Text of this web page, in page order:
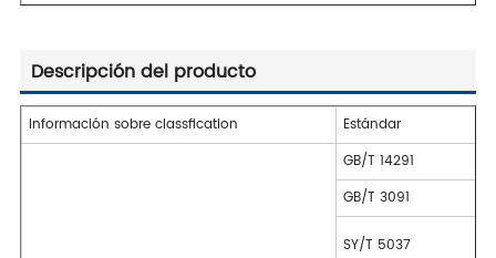
Descripción del producto
Información sobre classfication Estándar
GB/T 14291
GB/T 3091
SY/T 5037